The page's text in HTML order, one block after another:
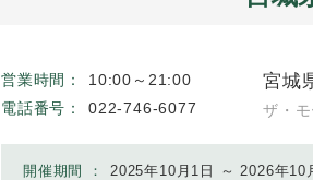
営業時間：
10:00～21:00
電話番号：
022-746-6077
宮城
ザ・
開催期間 ： 2025年10月1日 ～ 2026年10